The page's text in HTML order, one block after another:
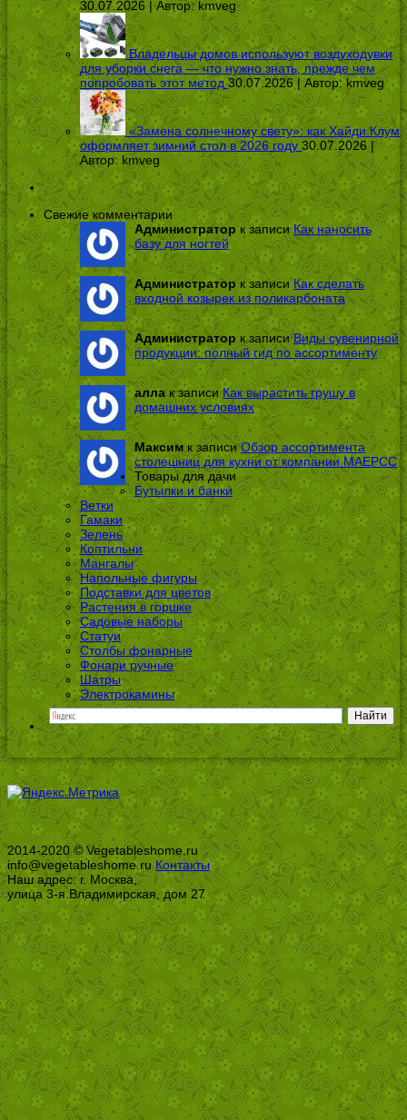
30.07.2026 | Автор:kmveg
Владельцы домов используют воздуходувки
для уборки снега — что нужно знать, прежде чем
попробовать этот метод 30.07.2026 | Автор:kmveg
«Замена солнечному свету»: как Хайди Клум
оформляет зимний стол в 2026 году 30.07.2026 |
Автор: kmveg
Свежие комментарии
Администраторк записиКак наносить
базу для ногтей
Администраторк записиКак сделать
входной козырек из поликарбоната
Администратор к записиВиды сувенирной
продукции: полный гид по ассортименту
аллак записи Как вырастить грушу в
домашних условиях
Максимк записиОбзор ассортимента
столешниц для кухни от компании МАЕРСС
Товары для дачи
Бутылки и банки
Ветки
Гамаки
Зелень
Коптильни
Мангалы
Напольные фигуры
Подставки для цветов
Растения в горшке
Садовые наборы
Статуи
Столбы фонарные
Фонари ручные
Шатры
Электрокамины
2014-2020 © Vegetableshome.ru
info@vegetableshome.ruКонтакты
Наш адрес: г. Москва,
улица 3-я Владимирская, дом 27